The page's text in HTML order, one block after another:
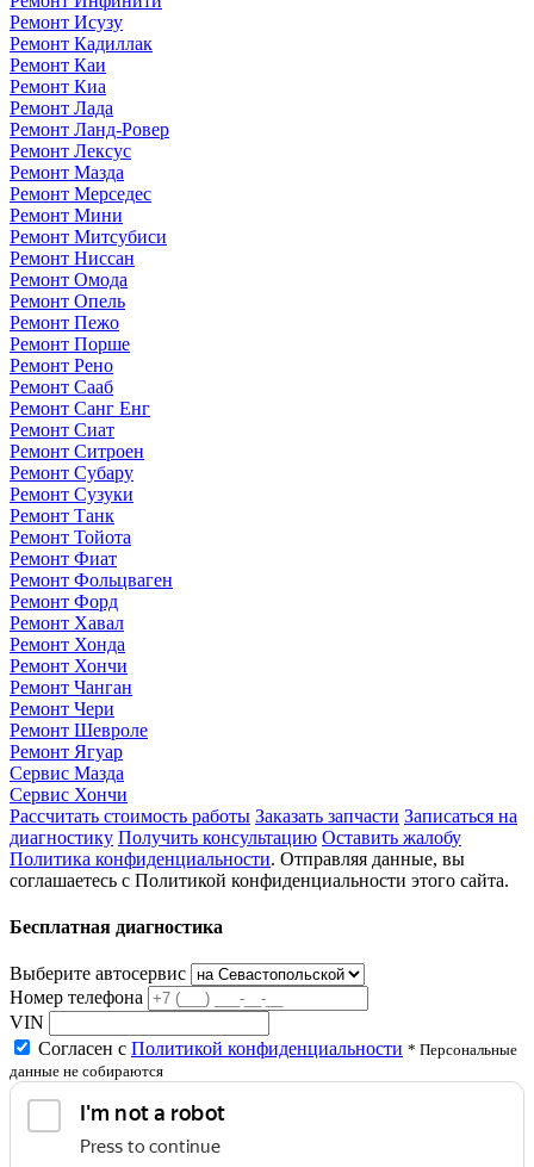
Ремонт Исузу
Ремонт Кадиллак
Ремонт Каи
Ремонт Киа
Ремонт Лада
Ремонт Ланд-Ровер
Ремонт Лексус
Ремонт Мазда
Ремонт Мерседес
Ремонт Мини
Ремонт Митсубиси
Ремонт Ниссан
Ремонт Омода
Ремонт Опель
Ремонт Пежо
Ремонт Порше
Ремонт Рено
Ремонт Сааб
Ремонт Санг Енг
Ремонт Сиат
Ремонт Ситроен
Ремонт Субару
Ремонт Сузуки
Ремонт Танк
Ремонт Тойота
Ремонт Фиат
Ремонт Фольцваген
Ремонт Форд
Ремонт Хавал
Ремонт Хонда
Ремонт Хончи
Ремонт Чанган
Ремонт Чери
Ремонт Шевроле
Ремонт Ягуар
Сервис Мазда
Сервис Хончи
Рассчитать стоимость работы Заказать запчасти Записаться на
диагностику Получить консультацию Оставить жалобу
Политика конфиденциальности. Отправляя данные, вы
соглашаетесь с Политикой конфиденциальности этого сайта.
Бесплатная диагностика
Выберите автосервис
Номер телефона
VIN
Согласен с Политикой конфиденциальности * Персональные
данные не собираются